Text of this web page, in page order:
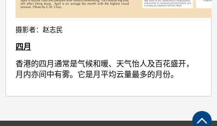
摄影者：赵志民
四月
香港的四月通常是气候和暖、天气怡人及百花盛开，
月内亦间中有雾。它是月平均云量最多的月份。